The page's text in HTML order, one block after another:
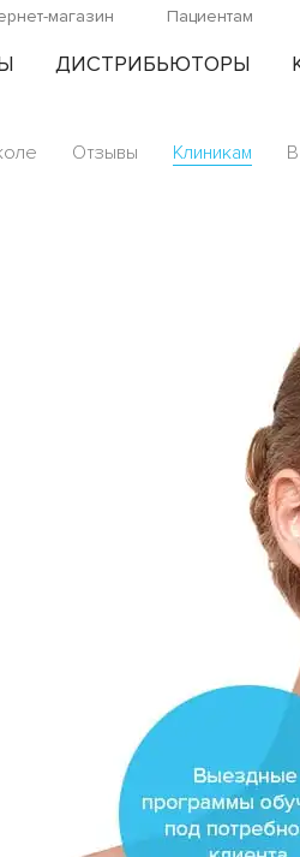
магазин Пациентам
ДИСТРИБЬЮТОРЫ
Отзывы Клиникам